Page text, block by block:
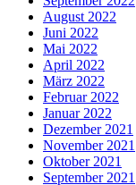
August 2022
Juni 2022
Mai 2022
April 2022
März 2022
Februar 2022
Januar 2022
Dezember 2021
November 2021
Oktober 2021
September 2021